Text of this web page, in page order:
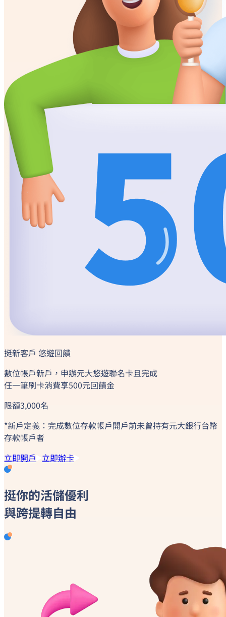
挺新客戶 悠遊回饋
數位帳戶新戶，申辦元大悠遊聯名卡且完成
任一筆刷卡消費享500元回饋金
限額3,000名
*新戶定義：完成數位存款帳戶開戶前未曾持有元大銀行台幣
存款帳戶者
立即開戶 立即辦卡
挺你的活儲優利
與跨提轉自由